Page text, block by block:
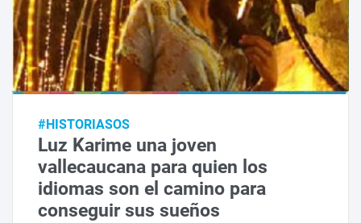
#HISTORIASOS
Luz Karime una joven
vallecaucana para quien los
idiomas son el camino para
conseguir sus sueños